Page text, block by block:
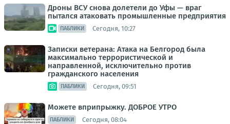
Дроны ВСУ снова долетели до Уфы — враг
пытался атаковать промышленные предприятия
ПАБЛИКИ Сегодня, 10:27
Записки ветерана: Атака на Белгород была
максимально террористической и
направленной, исключительно против
гражданского населения
ПАБЛИКИ Сегодня, 09:51
Можете вприпрыжку. ДОБРОЕ УТРО
ПАБЛИКИ Сегодня, 08:04